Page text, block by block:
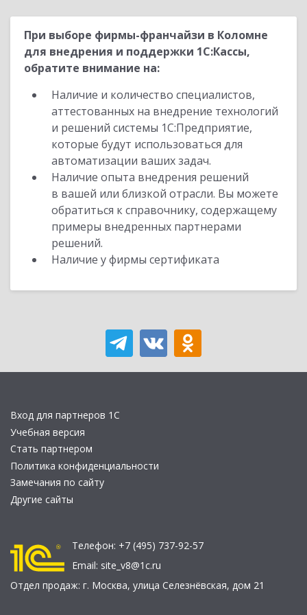
При выборе фирмы-франчайзи в Коломне
для внедрения и поддержки 1С:Кассы,
обратите внимание на:
Наличие и количество специалистов,
аттестованных на внедрение технологий
и решений системы 1С:Предприятие,
которые будут использоваться для
автоматизации ваших задач.
Наличие опыта внедрения решений
в вашей или близкой отрасли. Вы можете
обратиться к справочнику, содержащему
примеры внедренных партнерами
решений.
Наличие у фирмы сертификата
Вход для партнеров 1С
Учебная версия
Стать партнером
Политика конфиденциальности
Замечания по сайту
Другие сайты
Телефон: +7 (495) 737-92-57
Email: site_v8@1c.ru
Отдел продаж: г. Москва, улица Селезнёвская, дом 21